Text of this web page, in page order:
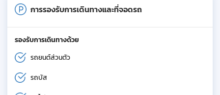
การรองรับการเดินทางและที่จอดรถ
รองรับการเดินทางด้วย
รถยนต์ส่วนตัว
รถบัส